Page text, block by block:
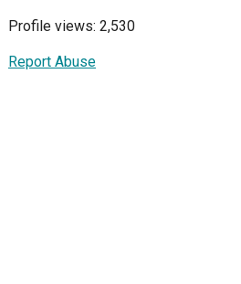
Profile views: 2,530
Report Abuse